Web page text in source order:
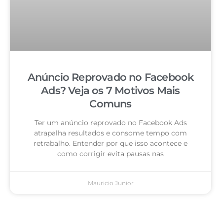
Anúncio Reprovado no Facebook
Ads? Veja os 7 Motivos Mais
Comuns
Ter um anúncio reprovado no Facebook Ads
atrapalha resultados e consome tempo com
retrabalho. Entender por que isso acontece e
como corrigir evita pausas nas
Mauricio Junior